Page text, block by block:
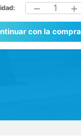
1
con la compra